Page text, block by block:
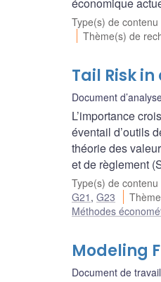
économique
Type(s) de contenu
Thème(s) de
Tail Risk
Document
L’importance
éventail d’outils
théorie des
et de règlement
Type(s) de contenu
G21 , G23
Méthodes
Modeling
Document de